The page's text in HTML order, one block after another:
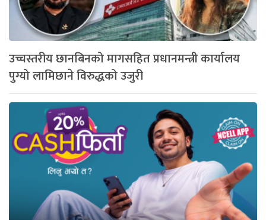
उच्चस्तरीय छानबिनको मागसहित प्रधानमन्त्री कार्यालय
पुग्यो लामिछाने विरुद्धको उजुरी